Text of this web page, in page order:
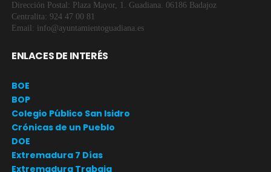
Dirección Postal: Plaza Mayor, 1. Guadiana. 06186 Badajoz
Centralita: 924 47 00 81
Email: info@ayuntamientoguadiana.es
ENLACES DE INTERÉS
BOE
BOP
Colegio Público San Isidro
Crónicas de un Pueblo
DOE
Extremadura 7 Días
Extremadura Trabaja